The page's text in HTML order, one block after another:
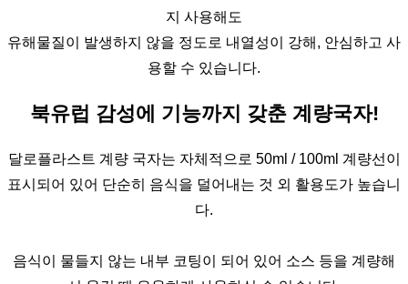
지 사용해도
유해물질이 발생하지 않을 정도로 내열성이 강해, 안심하고 사
용할 수 있습니다.
북유럽 감성에 기능까지 갖춘 계량국자!
달로플라스트 계량 국자는 자체적으로 50ml / 100ml 계량선이
표시되어 있어 단순히 음식을 덜어내는 것 외 활용도가 높습니
다.
음식이 물들지 않는 내부 코팅이 되어 있어 소스 등을 계량해